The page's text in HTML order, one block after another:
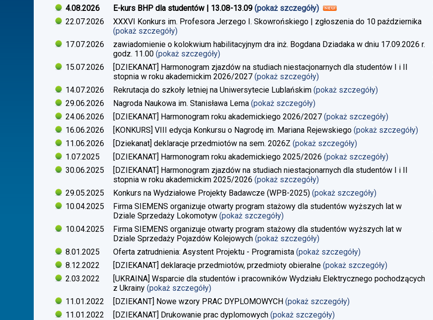
4.08.2026
E-kurs BHP dla studentów | 13.08-13.09 (pokaż szczegóły)
22.07.2026
XXXVI Konkurs im. Profesora Jerzego I. Skowrońskiego | zgłoszenia do 10 października
(pokaż szczegóły)
17.07.2026
zawiadomienie o kolokwium habilitacyjnym dra inż. Bogdana Dziadaka w dniu 17.09.2026 r.
godz. 11.00 (pokaż szczegóły)
15.07.2026
[DZIEKANAT] Harmonogram zjazdów na studiach niestacjonarnych dla studentów I i II
stopnia w roku akademickim 2026/2027 (pokaż szczegóły)
14.07.2026
Rekrutacja do szkoły letniej na Uniwersytecie Lublańskim (pokaż szczegóły)
29.06.2026
Nagroda Naukowa im. Stanisława Lema (pokaż szczegóły)
24.06.2026
[DZIEKANAT] Harmonogram roku akademickiego 2026/2027 (pokaż szczegóły)
16.06.2026
[KONKURS] VIII edycja Konkursu o Nagrodę im. Mariana Rejewskiego (pokaż szczegóły)
11.06.2026
[Dziekanat] deklaracje przedmiotów na sem. 2026Z (pokaż szczegóły)
1.07.2025
[DZIEKANAT] Harmonogram roku akademickiego 2025/2026 (pokaż szczegóły)
30.06.2025
[DZIEKANAT] Harmonogram zjazdów na studiach niestacjonarnych dla studentów I i II
stopnia w roku akademickim 2025/2026 (pokaż szczegóły)
29.05.2025
Konkurs na Wydziałowe Projekty Badawcze (WPB-2025) (pokaż szczegóły)
10.04.2025
Firma SIEMENS organizuje otwarty program stażowy dla studentów wyższych lat w
Dziale Sprzedaży Lokomotyw (pokaż szczegóły)
10.04.2025
Firma SIEMENS organizuje otwarty program stażowy dla studentów wyższych lat w
Dziale Sprzedaży Pojazdów Kolejowych (pokaż szczegóły)
8.01.2025
Oferta zatrudnienia: Asystent Projektu - Programista (pokaż szczegóły)
8.12.2022
[DZIEKANAT] deklaracje przedmiotów, przedmioty obieralne (pokaż szczegóły)
2.03.2022
[UKRAINA] Wsparcie dla studentów i pracowników Wydziału Elektrycznego pochodzących
z Ukrainy (pokaż szczegóły)
11.01.2022
[DZIEKANT] Nowe wzory PRAC DYPLOMOWYCH (pokaż szczegóły)
11.01.2022
[DZIEKANAT] Drukowanie prac dyplomowych (pokaż szczegóły)